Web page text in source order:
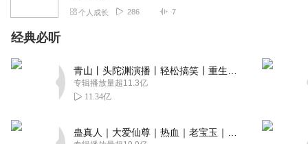
个人成长 286 7
经典必听
专辑播放量超11.3亿
11.34亿